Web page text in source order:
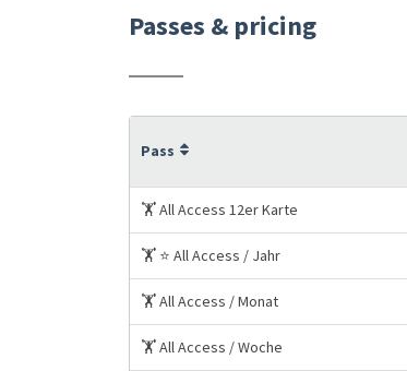
Passes & pricing
Pass
🏋️ All Access 12er Karte
🏋️ ⭐ All Access / Jahr
🏋️ All Access / Monat
🏋️ All Access / Woche